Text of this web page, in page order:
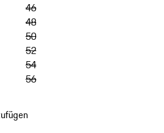
46
48
50
52
54
56